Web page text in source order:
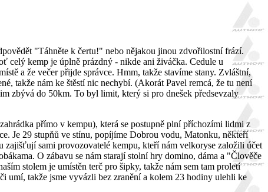
"Táhněte k čertu!" nebo nějakou jinou zdvořilostní frází.
celý kemp je úplně prázdný - nikde ani živáčka. Cedule u
a že večer přijde správce. Hmm, takže stavíme stany. Zvláštní,
takže nám ke štěstí nic nechybí. (Akorát Pavel remcá, že tu není
zbývá do 50km. To byl limit, který si pro dnešek předsevzaly
přímo v kempu), která se postupně plní příchozími lidmi z
Je 29 stupňů ve stínu, popíjíme Dobrou vodu, Matonku, někteří
sami provozovatelé kempu, kteří nám velkoryse založili účet
O zábavu se nám starají stolní hry domino, dáma a "Člověče
stolem je umístěn terč pro šipky, takže nám sem tam proletí
umí, takže jsme vyvázli bez zranění a kolem 23 hodiny ulehli ke